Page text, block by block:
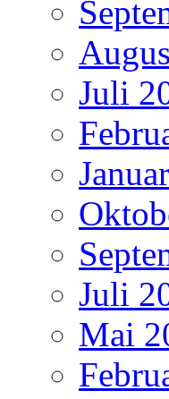
Juli
Juli
Mai